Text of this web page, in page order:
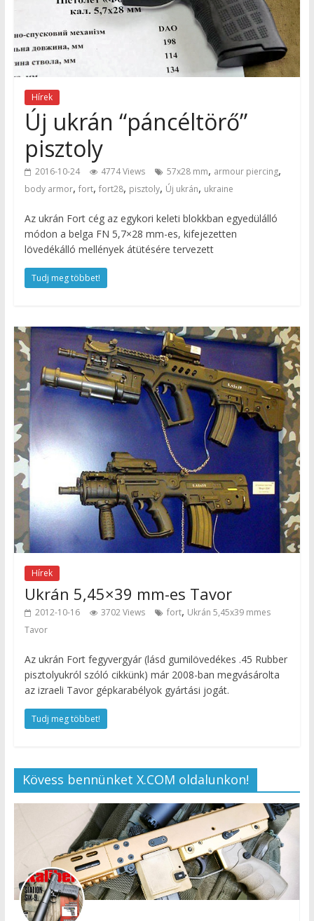
Hírek
Új ukrán “páncéltörő”
pisztoly
2016-10-24 4774 Views 57x28 mm, armour piercing,
body armor, fort, fort28, pisztoly, Új ukrán, ukraine
Az ukrán Fort cég az egykori keleti blokkban egyedülálló
módon a belga FN 5,7×28 mm-es, kifejezetten
lövedékálló mellények átütésére tervezett
Tudj meg többet!
Hírek
Ukrán 5,45×39 mm-es Tavor
2012-10-16 3702 Views fort, Ukrán 5,45x39 mmes
Tavor
Az ukrán Fort fegyvergyár (lásd gumilövedékes .45 Rubber
pisztolyukról szóló cikkünk) már 2008-ban megvásárolta
az izraeli Tavor gépkarabélyok gyártási jogát.
Tudj meg többet!
Kövess bennünket X.COM oldalunkon!